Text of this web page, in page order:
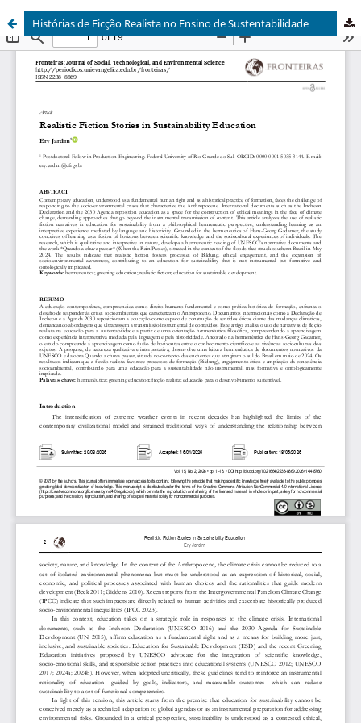
Histórias de Ficção Realista no Ensino de Sustentabilidade